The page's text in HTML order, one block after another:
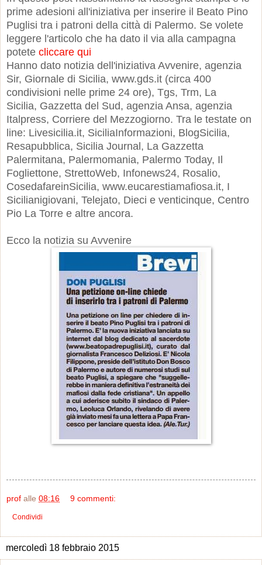
prime adesioni all'iniziativa per inserire il Beato Pino
Puglisi tra i patroni della città di Palermo. Se volete
leggere l'articolo che ha dato il via alla campagna
potete cliccare qui
Hanno dato notizia dell'iniziativa Avvenire, agenzia
Sir, Giornale di Sicilia, www.gds.it (circa 400
condivisioni nelle prime 24 ore), Tgs, Trm, La
Sicilia, Gazzetta del Sud, agenzia Ansa, agenzia
Italpress, Corriere del Mezzogiorno. Tra le testate on
line: Livesicilia.it, SiciliaInformazioni, BlogSicilia,
Resapubblica, Sicilia Journal, La Gazzetta
Palermitana, Palermomania, Palermo Today, Il
Fogliettone, StrettoWeb, Infonews24, Rosalio,
CosedafareinSicilia, www.eucarestiamafiosa.it, I
Sicilianigiovani, Telejato, Dieci e venticinque, Centro
Pio La Torre e altre ancora.
Ecco la notizia su Avvenire
prof alle 08:16 9 commenti:
Condividi
mercoledì 18 febbraio 2015